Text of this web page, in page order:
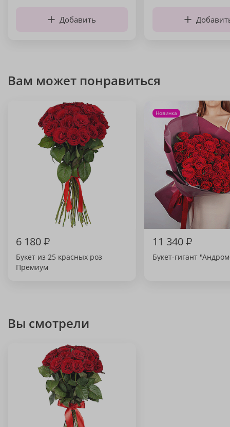
Добавить
Вам может понравиться
6 180₽
Букет из 25 красных роз
Премиум
Новинка
11 340₽
Букет-гигант
Вы смотрели